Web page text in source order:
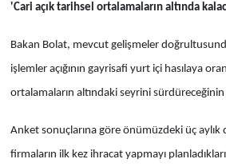
'Cari açık tarihsel ortalamaların altında
Bakan Bolat, mevcut gelişmeler
işlemler açığının gayrisafi yurt içi hasılaya
ortalamaların altındaki seyrini
Anket sonuçlarına göre önümüzdeki üç aylık
firmaların ilk kez ihracat yapmayı